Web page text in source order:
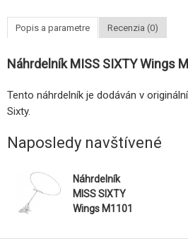
Popis a parametre Recenzia (0)
Náhrdelník MISS SIXTY Wings
Tento náhrdelník je dodáván v
Sixty.
Naposledy navštívené
Náhrdelník
MISS SIXTY
Wings M1101